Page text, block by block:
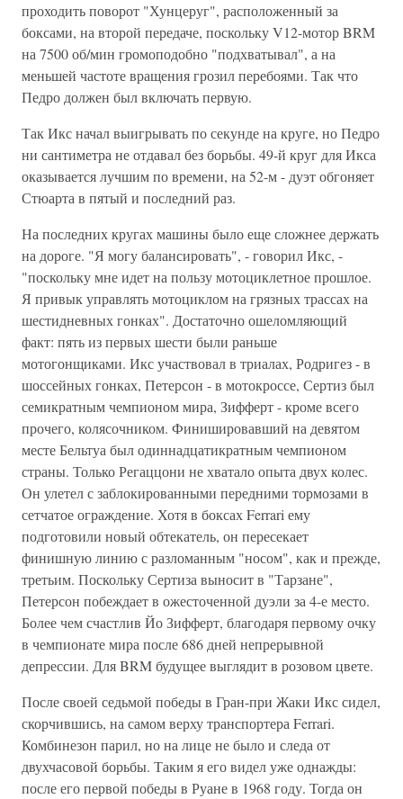
проходить поворот "Хунцеруг", расположенный за
боксами, на второй передаче, поскольку V12-мотор BRM
на 7500 об/мин громоподобно "подхватывал", а на
меньшей частоте вращения грозил перебоями. Так что
Педро должен был включать первую.
Так Икс начал выигрывать по секунде на круге, но Педро
ни сантиметра не отдавал без борьбы. 49-й круг для Икса
оказывается лучшим по времени, на 52-м - дуэт обгоняет
Стюарта в пятый и последний раз.
На последних кругах машины было еще сложнее держать
на дороге. "Я могу балансировать", - говорил Икс, -
"поскольку мне идет на пользу мотоциклетное прошлое.
Я привык управлять мотоциклом на грязных трассах на
шестидневных гонках". Достаточно ошеломляющий
факт: пять из первых шести были раньше
мотогонщиками. Икс участвовал в триалах, Родригез - в
шоссейных гонках, Петерсон - в мотокроссе, Сертиз был
семикратным чемпионом мира, Зифферт - кроме всего
прочего, колясочником. Финишировавший на девятом
месте Бельтуа был одиннадцатикратным чемпионом
страны. Только Регаццони не хватало опыта двух колес.
Он улетел с заблокированными передними тормозами в
сетчатое ограждение. Хотя в боксах Ferrari ему
подготовили новый обтекатель, он пересекает
финишную линию с разломанным "носом", как и прежде,
третьим. Поскольку Сертиза выносит в "Тарзане",
Петерсон побеждает в ожесточенной дуэли за 4-е место.
Более чем счастлив Йо Зифферт, благодаря первому очку
в чемпионате мира после 686 дней непрерывной
депрессии. Для BRM будущее выглядит в розовом цвете.
После своей седьмой победы в Гран-при Жаки Икс сидел,
скорчившись, на самом верху транспортера Ferrari.
Комбинезон парил, но на лице не было и следа от
двухчасовой борьбы. Таким я его видел уже однажды:
после его первой победы в Руане в 1968 году. Тогда он